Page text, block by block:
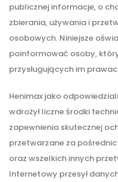
publicznej informacje, o
zbierania, używania i
osobowych. Niniejsze
poinformować osoby,
przysługujących im
Henimax jako
wdrożył liczne środki
zapewnienia skutecznej
przetwarzane za
oraz wszelkich innych
Internetowy przesył